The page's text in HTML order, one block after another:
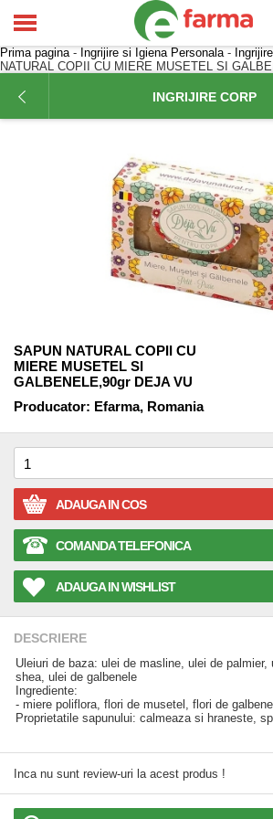
Prima pagina- Ingrijire si Igiena Personala-
NATURAL COPII CU MIERE MUSETEL SI
INGRIJIRE CORP
SAPUN NATURAL COPII CU
MIERE MUSETEL SI
GALBENELE,90gr DEJA VU
Producator: Efarma, Romania
ADAUGA IN COS
COMANDA TELEFONICA
ADAUGA IN WISHLIST
DESCRIERE
Uleiuri de baza: ulei de masline, ulei de
shea, ulei de galbenele
Ingrediente:
- miere poliflora, flori de musetel, flori de
Proprietatile sapunului: calmeaza si hraneste,
Inca nu sunt review-uri la acest produs !